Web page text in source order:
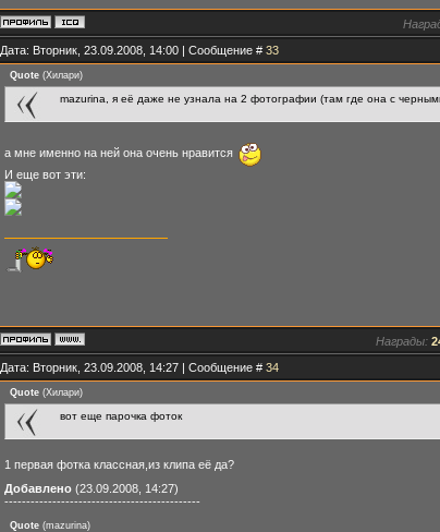
Дата: Вторник, 23.09.2008, 14:00 | Сообщение # 33
Quote(Хилари)
mazurina, я её даже не узнала на 2 фотографии (там где она с
а мне именно на ней она очень нравится
И еще вот эти:
Награды:
Дата: Вторник, 23.09.2008, 14:27 | Сообщение # 34
Quote(Хилари)
вот еще парочка фоток
1 первая фотка классная,из клипа её да?
Добавлено(23.09.2008, 14:27)
---------------------------------------------
Quote(mazurina)